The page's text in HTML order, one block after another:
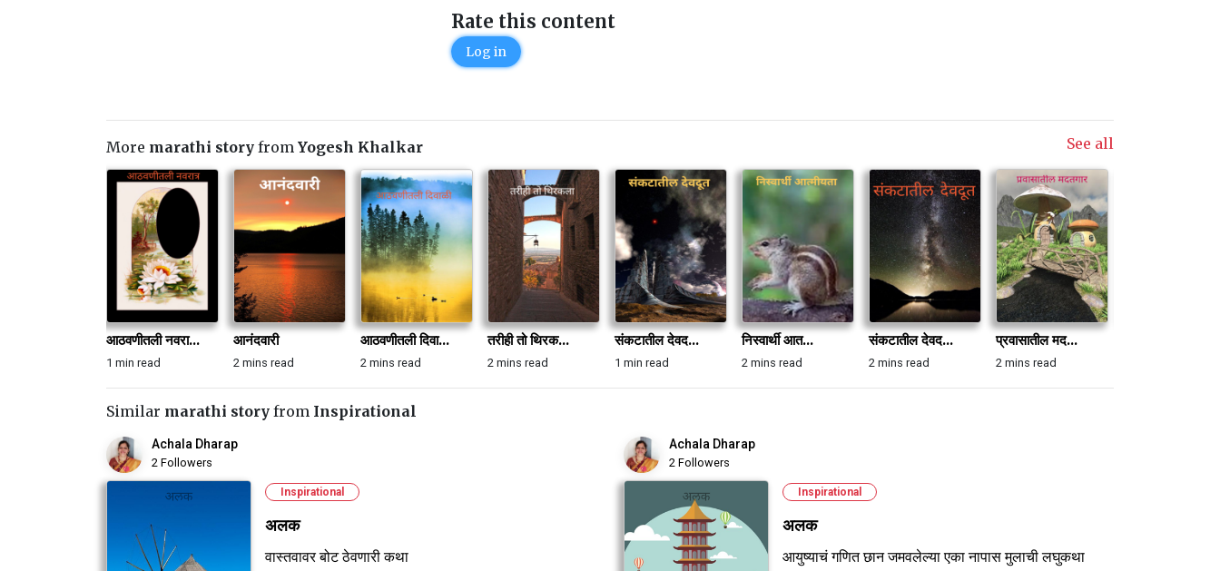
Rate this content
Log in
More marathi story from Yogesh Khalkar See all
आठवणीतली नवरा...
1 min read
आनंदवारी
2 mins read
आठवणीतली दिवा...
2 mins read
तरीही तो थिरक...
2 mins read
संकटातील देवद...
1 min read
निस्वार्थी आत...
2 mins read
संकटातील देवद...
2 mins read
प्रवासातील मद...
2 mins read
Similar marathi story from Inspirational
Achala Dharap
2 Followers
Inspirational
अलक
वास्तवावर बोट ठेवणारी कथा
Achala Dharap
2 Followers
Inspirational
अलक
आयुष्याचं गणित छान जमवलेल्या एका नापास मुलाची लघुकथा